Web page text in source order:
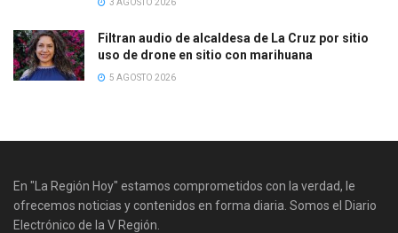
3 AGOSTO 2026
Filtran audio de alcaldesa de La Cruz por sitio
uso de drone en sitio con marihuana
5 AGOSTO 2026
En "La Región Hoy" estamos comprometidos con la verdad, le
ofrecemos noticias y contenidos en forma diaria. Somos el Diario
Electrónico de la V Región.